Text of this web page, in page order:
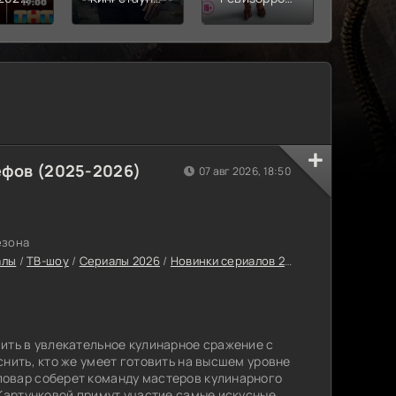
(2021-2025)
(2025)
глава
(2025-
2026)
(2025-2026)
/ТВ-шоу/ Сериалы 2026 / Новинки сериалов 2026
в увлекательное кулинарное сражение с
кто же умеет готовить на высшем уровне
соберет команду мастеров кулинарного
07 авг 2026, 18:50